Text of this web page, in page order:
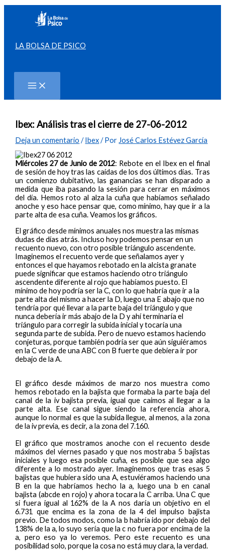
contenido
LA BOLSA DE PSICO
Ibex: Análisis tras el cierre de 27-06-2012
Deja un comentario /Ibex/ Por José Carlos Estévez García
Miércoles 27 de Junio de 2012: Rebote en el Ibex en el final
de sesión de hoy tras las caídas de los dos últimos días. Tras
un comienzo dubitativo, las ganancias se han disparado a
medida que iba pasando la sesión para cerrar en máximos
del día. Hemos roto al alza la cuña que habíamos señalado
anoche y eso hace pensar que, como mínimo, hay que ir a la
parte alta de esa cuña. Veamos los gráficos.
El gráfico desde mínimos anuales nos muestra las mismas
dudas de días atrás. Incluso hoy podemos pensar en un
recuento nuevo, con otro posible triángulo ascendente.
Imaginemos el recuento verde que señalamos ayer y
entonces el que hayamos rebotado en la alcista granate
puede significar que estamos haciendo otro triángulo
ascendente diferente al rojo que habíamos puesto. El
mínimo de hoy podría ser la C, con lo que habría que ir a la
parte alta del mismo a hacer la D, luego una E abajo que no
tendría por qué llevar a la parte baja del triángulo y que
nunca debería ir más abajo de la D y ahí terminaría el
triángulo para corregir la subida inicial y tocaría una
segunda parte de subida. Pero de nuevo estamos haciendo
conjeturas, porque también podría ser que aún siguiéramos
en la C verde de una ABC con B fuerte que debiera ir por
debajo de la A.
El gráfico desde máximos de marzo nos muestra como
hemos rebotado en la bajista que formaba la parte baja del
canal de la iv bajista previa, igual que caimos al llegar a la
parte alta. Ese canal sigue siendo la referencia ahora,
aunque lo normal es que la subida llegue, al menos, a la zona
de la iv previa, es decir, a la zona del 7.160.
El gráfico que mostramos anoche con el recuento desde
máximos del viernes pasado y que nos mostraba 5 bajistas
iniciales y luego esa posible cuña, es posible que sea algo
diferente a lo mostrado ayer. Imaginemos que tras esas 5
bajistas que hubiera sido una A, estuviéramos haciendo una
B en la que habríamos hecho la a, luego una b en canal
bajista (abcde en rojo) y ahora tocara la C arriba. Una C que
si fuera igual al 162% de la A nos daría un objetivo en el
6.731 que encima es la zona de la 4 del impulso bajista
previo. De todos modos, como la b habría ido por debajo del
138% de la a, lo suyo sería que la c no fuera por encima de la
a, pero eso ya lo veremos. Pero este recuento es una
posibilidad solo, porque la cosa no está muy clara, la verdad.